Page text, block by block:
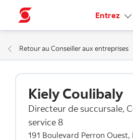
Entrez
Retour au Conseiller aux entreprises
Kiely Coulibaly
Directeur de succursale,
service 8
191 Boulevard Perron